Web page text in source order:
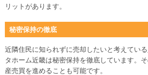
リットがあります。
秘密保持の徹底
近隣住民に知られずに売却したいと考えてい
タホーム近畿は秘密保持を徹底しています。
産売買を進めることも可能です。